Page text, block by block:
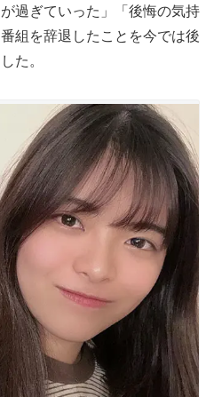
過ぎていった」「後悔の気持
組を辞退したことを今では後
た。